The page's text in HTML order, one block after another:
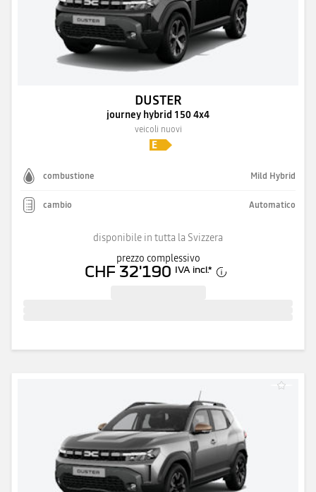
DUSTER
journey hybrid 150 4x4
veicoli nuovi
combustione Mild Hybrid
cambio Automatico
disponibile in tutta la Svizzera
prezzo complessivo
CHF 32'190 IVA incl.*